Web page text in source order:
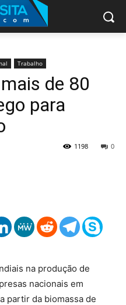
Trabalho
de 80
para
0
1198
na produção de
nacionais em
partir da biomassa de